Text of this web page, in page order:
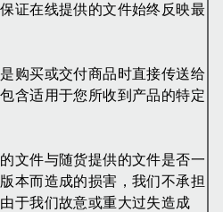
证在线提供的文件始终反映最
购买或交付商品时直接传送给
含适用于您所收到产品的特定
文件与随货提供的文件是否一
本而造成的损害，我们不承担
于我们故意或重大过失造成